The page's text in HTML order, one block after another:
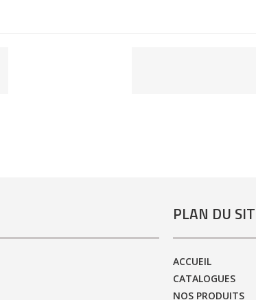
PLAN DU
ACCUEIL
CATALOGUES
NOS PRODUITS